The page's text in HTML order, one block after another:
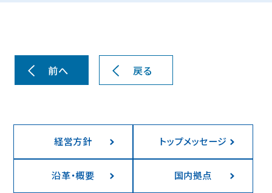
前へ 戻る
経営方針 トップメッセージ
沿革・概要 国内拠点